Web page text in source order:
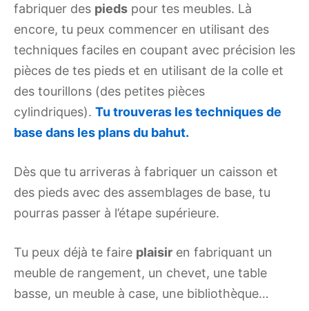
fabriquer des pieds pour tes meubles. Là
encore, tu peux commencer en utilisant des
techniques faciles en coupant avec précision les
pièces de tes pieds et en utilisant de la colle et
des tourillons (des petites pièces
cylindriques). Tu trouveras les techniques de
base dans les plans du bahut.
Dès que tu arriveras à fabriquer un caisson et
des pieds avec des assemblages de base, tu
pourras passer à l’étape supérieure.
Tu peux déjà te faire plaisir en fabriquant un
meuble de rangement, un chevet, une table
basse, un meuble à case, une bibliothèque…